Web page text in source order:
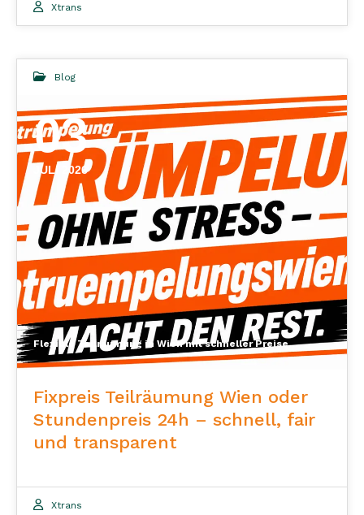
Xtrans
Blog
Flexible Teilräumung in Wien mit schneller Preiseinschätzung nach WhatsApp-Fotos
03
JULI 2026
Fixpreis Teilräumung Wien oder
Stundenpreis 24h – schnell, fair
und transparent
Xtrans